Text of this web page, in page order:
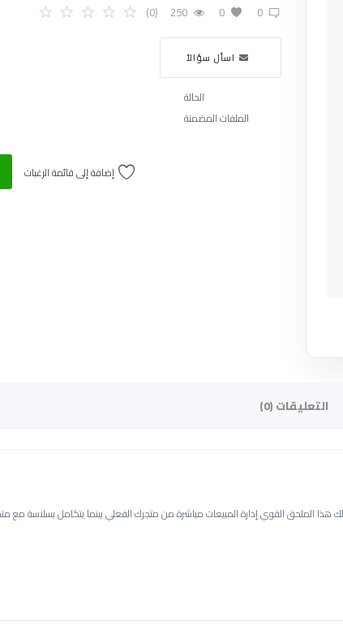
0
(0) 0
250
اسأل سؤالاً
الحالة
الملفات المضمنة
إضافة إلى قائمة الرغبات
التعليقات (0)